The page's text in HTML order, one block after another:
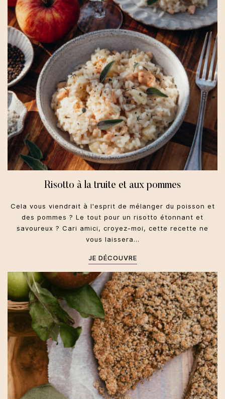
Risotto à la truite et aux pommes
Cela vous viendrait à l'esprit de mélanger du poisson et
des pommes ? Le tout pour un risotto étonnant et
savoureux ? Cari amici, croyez-moi, cette recette ne
vous laissera…
JE DÉCOUVRE
Trentin-Haut-Adige
Automne